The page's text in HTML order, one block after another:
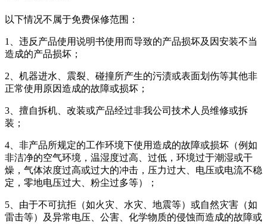
以下情况不属于免费保修范围：
1、违反产品使用说明书使用而导致的产品损坏及因安装不当
造成的产品损坏；
2、机器进水、震裂、碰撞所产生的污渍或表面划伤等其他非
正常使用原因造成的故障或损坏；
3、擅自拆机、改装或产品经过非我公司技术人员维修或拆
装；
4、非产品所规定的工作环境下使用造成的故障或损坏（例如
非洁净的空气环境，温湿度过高、过低，环境过于潮湿或干
燥，气体浓度过高或过大的冲击，压力过大、电压或电流不稳
定，零地电压过大、粉尘过多等）；
5、由于不可抗拒（如火灾、水灾、地震等）或自然灾害（如
雷击等）及异常电压、公害、化学物质的侵蚀而造成的故障或